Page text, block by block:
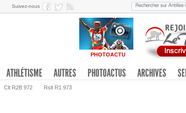
Suivez-nous
PHOTOACTU
Clt R2B 972 Rslt R1 973
ATHLÉTISME AUTRES PHOTOACTUS ARCHIVES